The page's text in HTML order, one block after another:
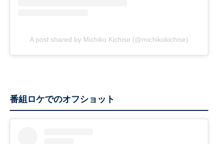
A post shared by Michiko Kichise (@michikokichise)
番組ロケでのオフショット